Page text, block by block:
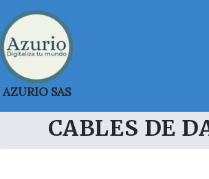
Saltar
al
contenido
AZURIO SAS
CABLES DE